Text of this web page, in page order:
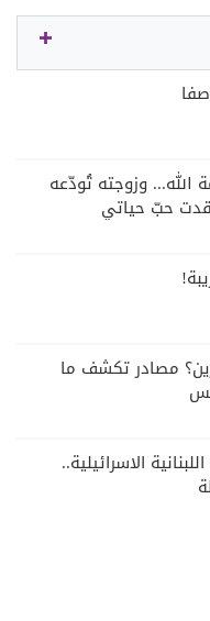
الله... وزوجته تُودّعه
حبّ حياتي
مصادر تكشف ما
الاسرائيلية..